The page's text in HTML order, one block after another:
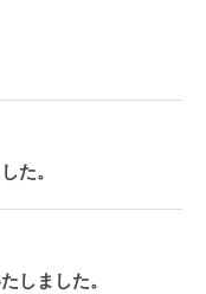
た。
しました。